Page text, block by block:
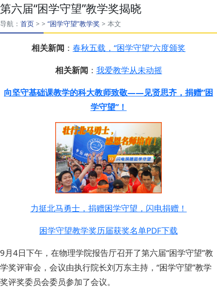
第六届“困学守望”教学奖揭晓
导航： 首页 > > “困学守望”教学奖 > 本文
相关新闻 ： 春秋五载，“困学守望”六度颁奖
相关新闻 ： 我爱教学从未动摇
向坚守基础课教学的科大教师致敬——见贤思齐，捐赠“困
学守望”！
力挺北马勇士，捐赠困学守望，闪电捐赠！
困学守望教学奖历届获奖名单PDF下载
9月4日下午，在物理学院报告厅召开了第六届“困学守望”教
学奖评审会，会议由执行院长刘万东主持，“困学守望”教学
奖评奖委员会委员参加了会议。